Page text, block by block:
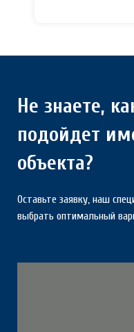
Не знаете,
подойдет
объекта?
Оставьте заявку, наш
выбрать оптимальный